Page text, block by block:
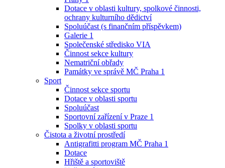
Dotace v oblasti kultury, spolkové činnosti,
ochrany kulturního dědictví
Spoluúčast (s finančním příspěvkem)
Galerie 1
Společenské středisko VIA
Činnost sekce kultury
Nematriční obřady
Památky ve správě MČ Praha 1
Sport
Činnost sekce sportu
Dotace v oblasti sportu
Spoluúčast
Sportovní zařízení v Praze 1
Spolky v oblasti sportu
Čistota a životní prostředí
Antigrafitti program MČ Praha 1
Dotace
Hřiště a sportoviště